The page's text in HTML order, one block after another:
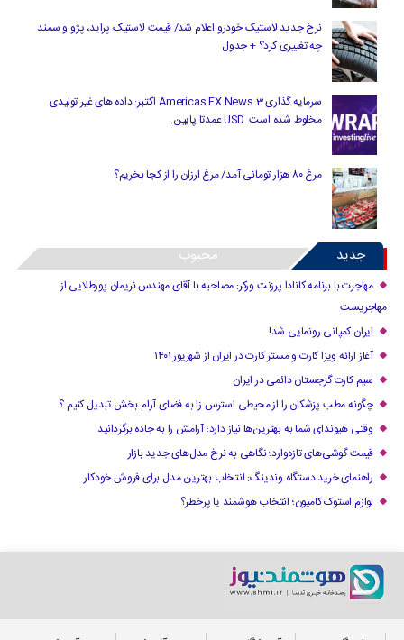
نرخ جدید لاستیک خودرو اعلام شد/ قیمت لاستیک پراید، پژو و سمند
چه تغییری کرد؟ + جدول
سرمایه گذاری Americas FX News 3 اکتبر: داده های غیر تولیدی
مخلوط شده است. USD عمدتا پایین.
مرغ ۸۰ هزار تومانی آمد/ مرغ ارزان را از کجا بخریم؟
جدید محبوب
مهاجرت با برنامه کانادا پرزنت ورکر: مصاحبه با آقای مهندس نریمان پورطلایی از
مهاجریست
ایران کمپانی رونمایی شد!
آغاز ارائه ویزا کارت و مستر کارت در ایران از شهریور ۱۴۰۱
سیم کارت گرجستان دائمی در ایران
چگونه مطب پزشکان را از محیطی استرس زا به فضای آرام بخش تبدیل کنیم ؟
وقتی هیوندای شما به بهترین‌ها نیاز دارد؛ آرامش را به جاده برگردانید
قیمت گوشی‌های تازه‌وارد؛ نگاهی به نرخ مدل‌های جدید بازار
راهنمای خرید دستگاه وندینگ: انتخاب بهترین مدل برای فروش خودکار
لوازم استوک کامیون؛ انتخاب هوشمند یا پرخطر؟